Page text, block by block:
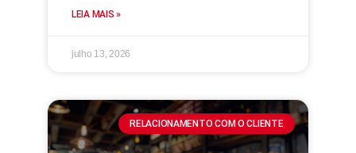
LEIA MAIS »
julho 13, 2026
RELACIONAMENTO COM O CLIENTE